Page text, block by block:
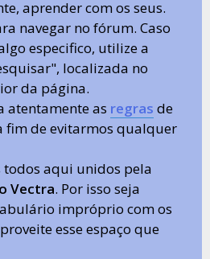
aprender com os seus.
navegar no fórum. Caso
especifico, utilize a
localizada no
da página.
atentamente as regras de
fim de evitarmos qualquer
todos aqui unidos pela
Vectra. Por isso seja
impróprio com os
esse espaço que